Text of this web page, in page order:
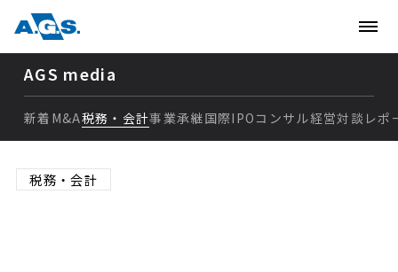
AGS media
新着
M&A
新着 M&A税務・会計事業承継国際IPO コンサル経営対談 レポ
税務・会計